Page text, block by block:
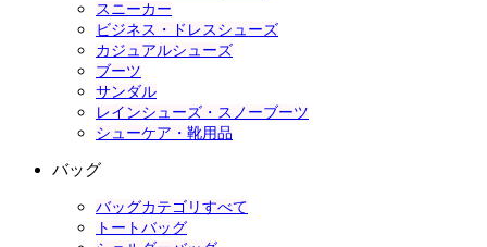
スニーカー
ビジネス・ドレスシューズ
カジュアルシューズ
ブーツ
サンダル
レインシューズ・スノーブーツ
シューケア・靴用品
バッグ
バッグカテゴリすべて
トートバッグ